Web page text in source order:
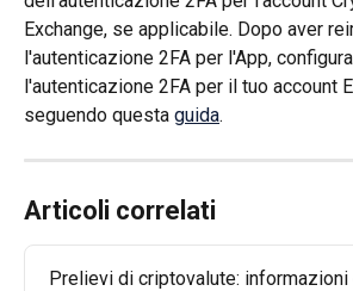
Exchange, se applicabile. Dopo aver
l'autenticazione 2FA per l'App,
l'autenticazione 2FA per il tuo account
seguendo questa guida.
Articoli correlati
Prelievi di criptovalute: informazioni